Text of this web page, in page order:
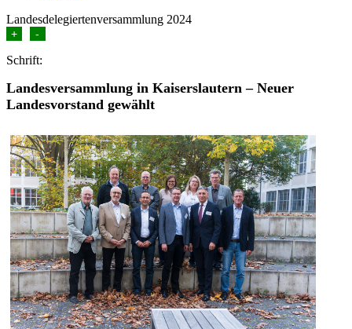
Landesdelegiertenversammlung 2024
+ -
Schrift:
Landesversammlung in Kaiserslautern – Neuer
Landesvorstand gewählt